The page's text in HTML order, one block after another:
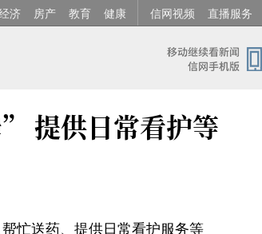
济 房产 教育 健康 信网视频 直播服务
提供日常看护等
忙送药、提供日常看护服务等